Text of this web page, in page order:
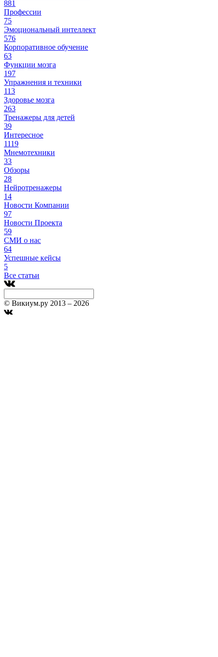
881
Профессии
75
Эмоциональный интеллект
576
Корпоративное обучение
63
Функции мозга
197
Упражнения и техники
113
Здоровье мозга
263
Тренажеры для детей
39
Интересное
1119
Мнемотехники
33
Обзоры
28
Нейротренажеры
14
Новости Компании
97
Новости Проекта
59
СМИ о нас
64
Успешные кейсы
5
Все статьи
© Викиум.ру 2013 – 2026